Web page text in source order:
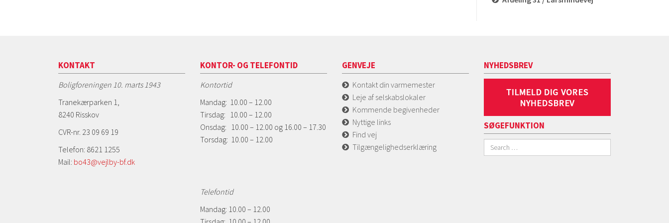
KONTAKT
Boligforeningen 10. marts 1943
Tranekærparken 1,
8240 Risskov
CVR-nr. 23 09 69 19
Telefon: 8621 1255
Mail: bo43@vejlby-bf.dk
KONTOR- OG TELEFONTID
Kontortid
Mandag: 10.00 – 12.00
Tirsdag: 10.00 – 12.00
Onsdag: 10.00 – 12.00 og 16.00 – 17.30
Torsdag: 10.00 – 12.00
Telefontid
Mandag: 10.00 – 12.00
GENVEJE
Kontakt din varmemester
Leje af selskabslokaler
Kommende begivenheder
Nyttige links
Find vej
Tilgængelighedserklæring
NYHEDSBREV
SØGEFUNKTION